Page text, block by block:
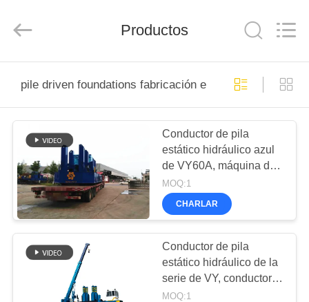
PRODUCTOS
VR
SHOW
SOBRE
NOSOTROS
한국
Việt
বাংলা
Porcelana
Bueno
Calidad
Triturador
hidráulico
Copyright
Productos
pile driven foundations fabricación en línea
Conductor de pila
estático hidráulico azul
de VY60A, máquina de
la fundación de pila con
la pila rápida de la
conducción de pila
MOQ:1
CHARLAR
Conductor de pila
estático hidráulico de la
serie de VY, conductor
de pila potente de la
MOQ:1